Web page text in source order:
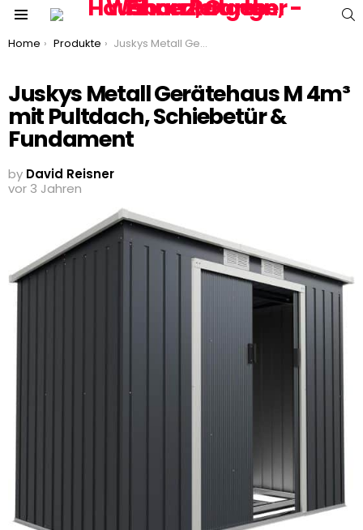
You are here:
Home Produkte Juskys Metall Gerätehaus M 4m³ mit Pultdach, Schiebetür & Fundament
Juskys Metall Gerätehaus M 4m³
mit Pultdach, Schiebetür &
Fundament
by David Reisner
vor 3 Jahren